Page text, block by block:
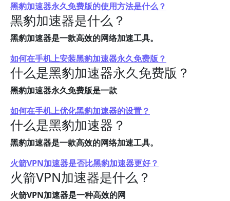
黑豹加速器永久免费版的使用方法是什么？
黑豹加速器是什么？
黑豹加速器是一款高效的网络加速工具。
如何在手机上安装黑豹加速器永久免费版？
什么是黑豹加速器永久免费版？
黑豹加速器永久免费版是一款
如何在手机上优化黑豹加速器的设置？
什么是黑豹加速器？
黑豹加速器是一款高效的网络加速工具。
火箭VPN加速器是否比黑豹加速器更好？
火箭VPN加速器是什么？
火箭VPN加速器是一种高效的网